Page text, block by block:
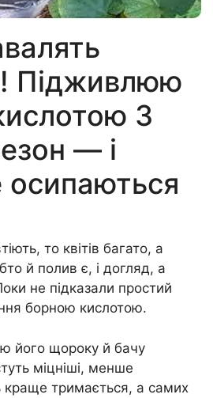
Підживлюю
3
— і
осипаються
то квітів багато, а
й полив є, і догляд, а
не підказали простий
борною кислотою.
його щороку й бачу
міцніші, менше
краще тримається, а самих